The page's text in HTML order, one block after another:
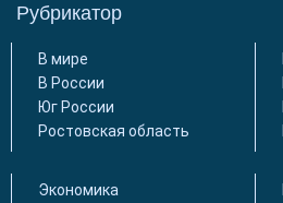
Рубрикатор
В мире
В России
Юг России
Ростовская область
Экономика